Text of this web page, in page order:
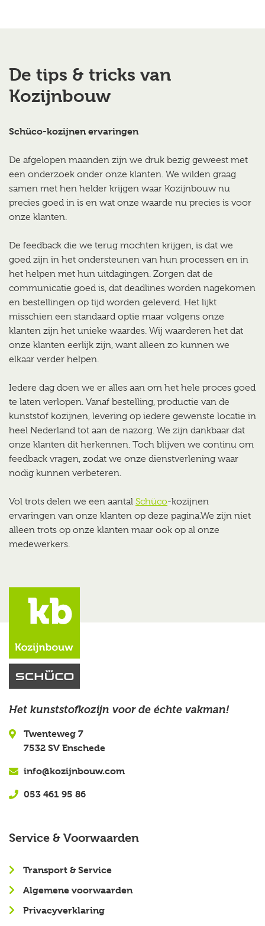
De tips & tricks van
Kozijnbouw
Schüco-kozijnen ervaringen
De afgelopen maanden zijn we druk bezig geweest met
een onderzoek onder onze klanten. We wilden graag
samen met hen helder krijgen waar Kozijnbouw nu
precies goed in is en wat onze waarde nu precies is voor
onze klanten.
De feedback die we terug mochten krijgen, is dat we
goed zijn in het ondersteunen van hun processen en in
het helpen met hun uitdagingen. Zorgen dat de
communicatie goed is, dat deadlines worden nagekomen
en bestellingen op tijd worden geleverd. Het lijkt
misschien een standaard optie maar volgens onze
klanten zijn het unieke waardes. Wij waarderen het dat
onze klanten eerlijk zijn, want alleen zo kunnen we
elkaar verder helpen.
Iedere dag doen we er alles aan om het hele proces goed
te laten verlopen. Vanaf bestelling, productie van de
kunststof kozijnen, levering op iedere gewenste locatie in
heel Nederland tot aan de nazorg. We zijn dankbaar dat
onze klanten dit herkennen. Toch blijven we continu om
feedback vragen, zodat we onze dienstverlening waar
nodig kunnen verbeteren.
Vol trots delen we een aantal Schüco-kozijnen
ervaringen van onze klanten op deze pagina.We zijn niet
alleen trots op onze klanten maar ook op al onze
medewerkers.
Het kunststofkozijn voor de échte vakman!
Twenteweg 7
7532 SV Enschede
info@kozijnbouw.com
053 461 95 86
Service & Voorwaarden
Transport & Service
Algemene voorwaarden
Privacyverklaring